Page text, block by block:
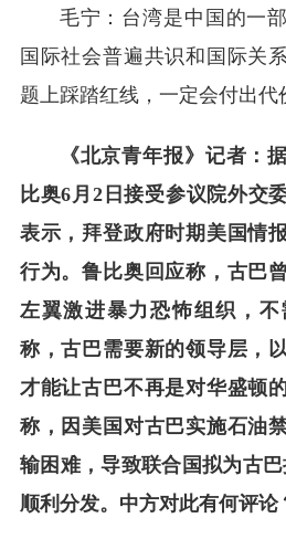
毛宁：台湾是中国的一
国际社会普遍共识和国际关
题上踩踏红线，一定会付出代
《北京青年报》记者：
比奥6月2日接受参议院外交
表示，拜登政府时期美国情
行为。鲁比奥回应称，古巴
左翼激进暴力恐怖组织，
称，古巴需要新的领导层，
才能让古巴不再是对华盛顿
称，因美国对古巴实施石油
输困难，导致联合国拟为古
顺利分发。中方对此有何评论